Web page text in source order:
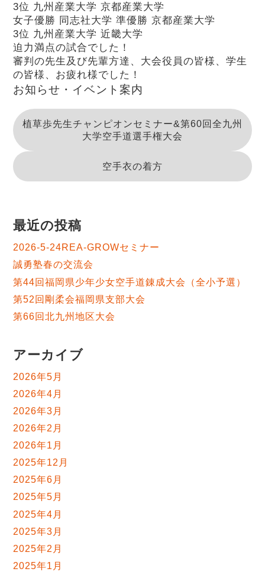
3位 九州産業大学 京都産業大学
女子優勝 同志社大学 準優勝 京都産業大学
3位 九州産業大学 近畿大学
迫力満点の試合でした！
審判の先生及び先輩方達、大会役員の皆様、学生
の皆様、お疲れ様でした！
お知らせ・イベント案内
植草歩先生チャンピオンセミナー&第60回全九州
大学空手道選手権大会
空手衣の着方
最近の投稿
2026-5-24REA-GROWセミナー
誠勇塾春の交流会
第44回福岡県少年少女空手道錬成大会（全小予選）
第52回剛柔会福岡県支部大会
第66回北九州地区大会
アーカイブ
2026年5月
2026年4月
2026年3月
2026年2月
2026年1月
2025年12月
2025年6月
2025年5月
2025年4月
2025年3月
2025年2月
2025年1月